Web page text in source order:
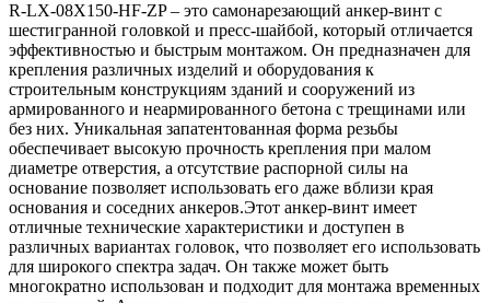
R-LX-08X150-HF-ZP – это самонарезающий анкер-винт с
шестигранной головкой и пресс-шайбой, который отличается
эффективностью и быстрым монтажом. Он предназначен для
крепления различных изделий и оборудования к
строительным конструкциям зданий и сооружений из
армированного и неармированного бетона с трещинами или
без них. Уникальная запатентованная форма резьбы
обеспечивает высокую прочность крепления при малом
диаметре отверстия, а отсутствие распорной силы на
основание позволяет использовать его даже вблизи края
основания и соседних анкеров.Этот анкер-винт имеет
отличные технические характеристики и доступен в
различных вариантах головок, что позволяет его использовать
для широкого спектра задач. Он также может быть
многократно использован и подходит для монтажа временных